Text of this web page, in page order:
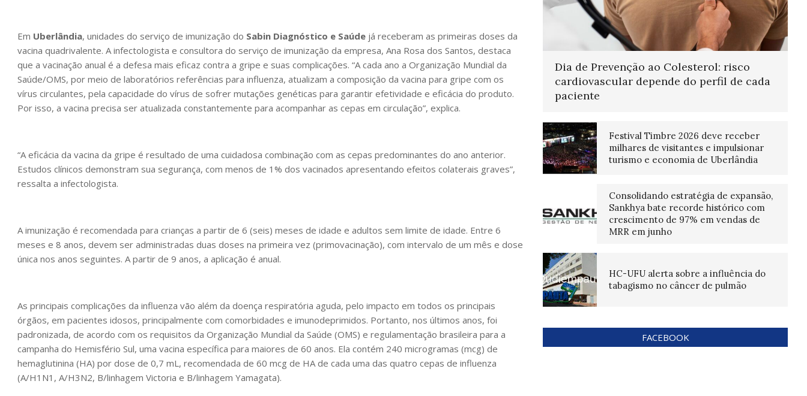
Em Uberlândia, unidades do serviço de imunização do Sabin Diagnóstico e Saúde já receberam as primeiras doses da
vacina quadrivalente. A infectologista e consultora do serviço de imunização da empresa, Ana Rosa dos Santos, destaca
que a vacinação anual é a defesa mais eficaz contra a gripe e suas complicações. “A cada ano a Organização Mundial da
Saúde/OMS, por meio de laboratórios referências para influenza, atualizam a composição da vacina para gripe com os
vírus circulantes, pela capacidade do vírus de sofrer mutações genéticas para garantir efetividade e eficácia do produto.
Por isso, a vacina precisa ser atualizada constantemente para acompanhar as cepas em circulação”, explica.
“A eficácia da vacina da gripe é resultado de uma cuidadosa combinação com as cepas predominantes do ano anterior.
Estudos clínicos demonstram sua segurança, com menos de 1% dos vacinados apresentando efeitos colaterais graves”,
ressalta a infectologista.
A imunização é recomendada para crianças a partir de 6 (seis) meses de idade e adultos sem limite de idade. Entre 6
meses e 8 anos, devem ser administradas duas doses na primeira vez (primovacinação), com intervalo de um mês e dose
única nos anos seguintes. A partir de 9 anos, a aplicação é anual.
As principais complicações da influenza vão além da doença respiratória aguda, pelo impacto em todos os principais
órgãos, em pacientes idosos, principalmente com comorbidades e imunodeprimidos. Portanto, nos últimos anos, foi
padronizada, de acordo com os requisitos da Organização Mundial da Saúde (OMS) e regulamentação brasileira para a
campanha do Hemisfério Sul, uma vacina específica para maiores de 60 anos. Ela contém 240 microgramas (mcg) de
hemaglutinina (HA) por dose de 0,7 mL, recomendada de 60 mcg de HA de cada uma das quatro cepas de influenza
(A/H1N1, A/H3N2, B/linhagem Victoria e B/linhagem Yamagata).
Dia de Prevenção ao Colesterol: risco
cardiovascular depende do perfil de cada
paciente
Festival Timbre 2026 deve receber
milhares de visitantes e impulsionar
turismo e economia de Uberlândia
Consolidando estratégia de expansão,
Sankhya bate recorde histórico com
crescimento de 97% em vendas de
MRR em junho
HC-UFU alerta sobre a influência do
tabagismo no câncer de pulmão
FACEBOOK